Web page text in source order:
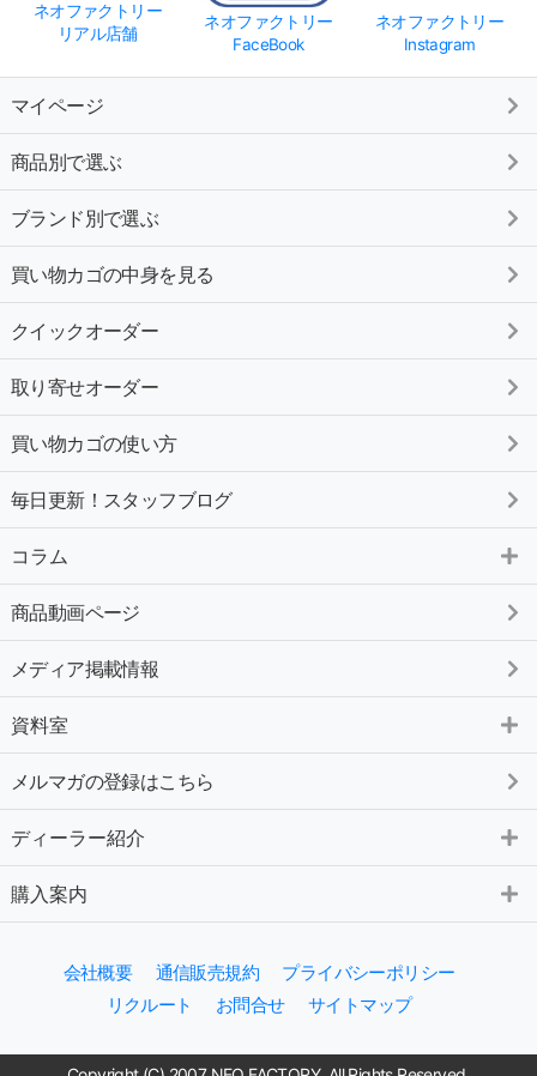
ネオファクトリー
リアル店舗
ネオファクトリー
FaceBook
ネオファクトリー
Instagram
マイページ
商品別で選ぶ
ブランド別で選ぶ
買い物カゴの中身を見る
クイックオーダー
取り寄せオーダー
買い物カゴの使い方
毎日更新！スタッフブログ
コラム
商品動画ページ
メディア掲載情報
資料室
メルマガの登録はこちら
ディーラー紹介
購入案内
会社概要 通信販売規約
プライバシーポリシー
リクルート
お問合せ サイトマップ